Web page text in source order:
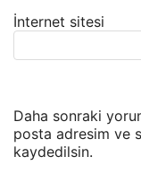
İnternet sitesi
Daha sonraki
posta adresim ve
kaydedilsin.